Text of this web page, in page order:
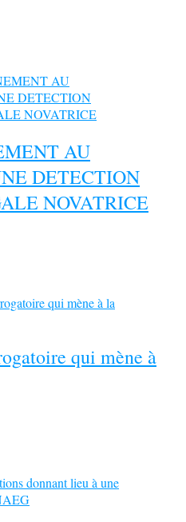
AU
DETECTION
NOVATRICE
qui mène à